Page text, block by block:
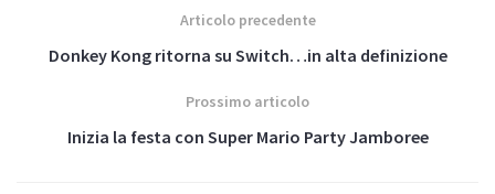
Articolo precedente
Donkey Kong ritorna su Switch…in alta definizione
Prossimo articolo
Inizia la festa con Super Mario Party Jamboree